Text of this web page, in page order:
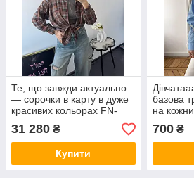
Те, що завжди актуально
— сорочки в карту в дуже
красивих кольорах FN-
30266 р: 42-48
31 280 ₴
Купити
базова
на
Money
700₴